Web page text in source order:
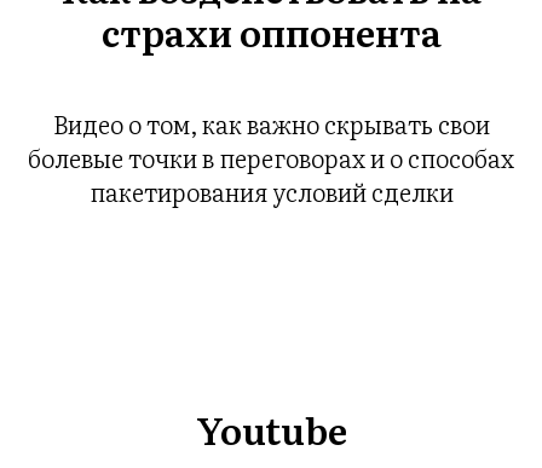
страхи оппонента
Видео о том, как важно скрывать свои
болевые точки в переговорах и о способах
пакетирования условий сделки
Youtube